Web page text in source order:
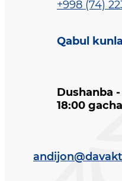
+998 (74)
Qabul
Dushanba
18:00 gacha